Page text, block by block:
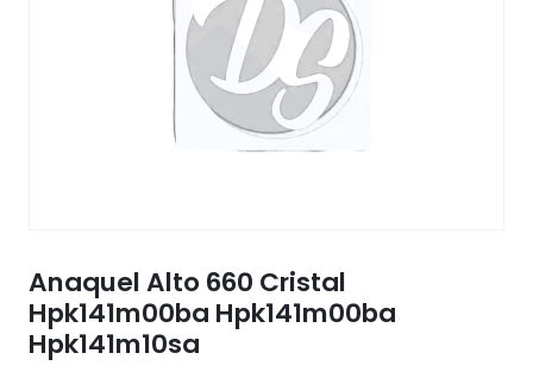
Anaquel Alto 660 Cristal
Hpk141m00ba Hpk141m00ba
Hpk141m10sa